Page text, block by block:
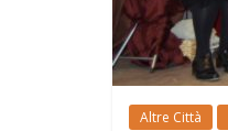
Altre Città